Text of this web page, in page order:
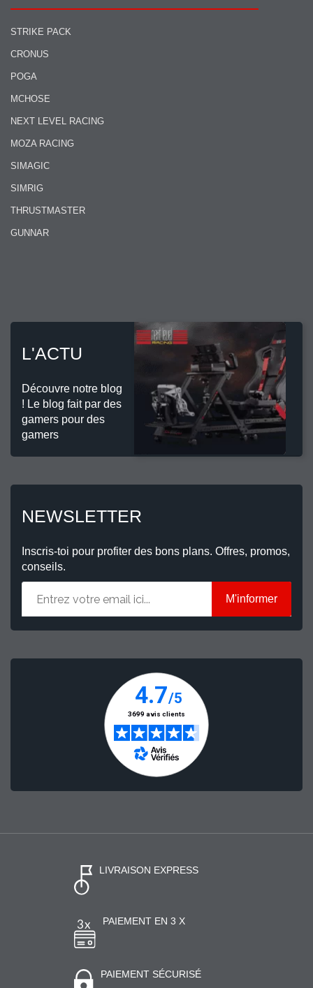
STRIKE PACK
CRONUS
POGA
MCHOSE
NEXT LEVEL RACING
MOZA RACING
SIMAGIC
SIMRIG
THRUSTMASTER
GUNNAR
L'ACTU
Découvre notre blog
! Le blog fait par des
gamers pour des
gamers
NEWSLETTER
Inscris-toi pour profiter des bons plans. Offres, promos,
conseils.
M'informer
LIVRAISON EXPRESS
PAIEMENT EN 3 X
PAIEMENT SÉCURISÉ